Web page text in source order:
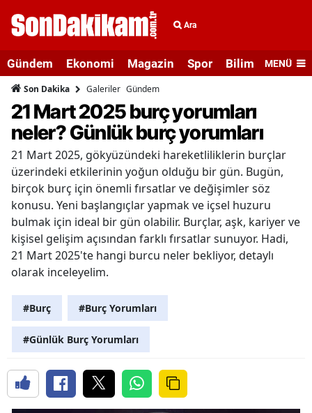
Ara
Gündem Ekonomi Magazin Spor Bilim veMENÜ
Son Dakika Galeriler Gündem
21 Mart 2025 burç yorumları
neler? Günlük burç yorumları
21 Mart 2025, gökyüzündeki hareketliliklerin burçlar
üzerindeki etkilerinin yoğun olduğu bir gün. Bugün,
birçok burç için önemli fırsatlar ve değişimler söz
konusu. Yeni başlangıçlar yapmak ve içsel huzuru
bulmak için ideal bir gün olabilir. Burçlar, aşk, kariyer ve
kişisel gelişim açısından farklı fırsatlar sunuyor. Hadi,
21 Mart 2025'te hangi burcu neler bekliyor, detaylı
olarak inceleyelim.
#Burç #Burç Yorumları
#Günlük Burç Yorumları